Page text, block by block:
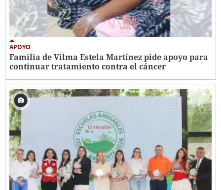
APOYO
Familia de Vilma Estela Martínez pide apoyo para
continuar tratamiento contra el cáncer